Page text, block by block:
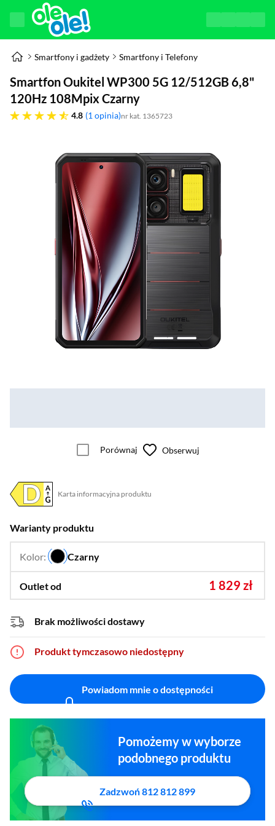
Smartfony i gadżety Smartfony i Telefony
Smartfon Oukitel WP300 5G 12/512GB 6,8"
120Hz 108Mpix Czarny
4.8
4.8 gwiazdek 1 opinia nr kat. 1365723
Porównaj Obserwuj
Karta informacyjna produktu
Plik w formacie pdf
(otworzy się w nowym oknie)
Warianty produktu
Kolor: Czarny
Outlet od 1 829 zł
Brak możliwości dostawy
Produkt tymczasowo niedostępny
Powiadom mnie o dostępności
Pomożemy w wyborze
podobnego produktu
Zadzwoń 812 812 899